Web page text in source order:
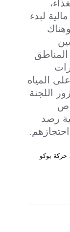
لبدء
المياه
اللجنة
رصد
, حركة بوكو